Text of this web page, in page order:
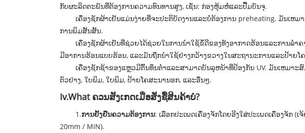
ກັບຜະລິດຕະພັນທີ່ຕ້ອງການຄວາມທົນທານສູງ, ເຊັ່ນ: ກ່ອງຫຸ້ມຫໍ່ແລະປື້ມບັນຈຸ.
ເຄື່ອງຊັກຜ້າເຢັນແມ່ນງ່າຍທີ່ຈະປະຕິບັດງານແລະບໍ່ຕ້ອງການ preheating. ມັນເຫມ
ການພິມສັ້ນສັ້ນ.
ເຄື່ອງຊັກຜ້າເຢັນທີ່ຊ່ວຍໄດ້ຊ່ວຍໃນການນໍາໃຊ້ຂໍ້ດີຂອງທັງອາກາດຮ້ອນແລະການລໍາຄ
ມີອາການຮ້ອນແບບຮ້ອນ, ແລະມັນຖືກນໍາໃຊ້ຢ່າງກວ້າງຂວາງໃນສະຖານະການແລະປ້າ
ເຄື່ອງຊັກຊ້າຂອງແຫຼວມີຕົ້ນທຶນຕ່ໍາແລະສາມາດບັນລຸຫນ້າທີ່ປ້ອງກັນ UV. ມັນເຫມາະສົ
ຕົວຢ່າງ, ໃບພິມ, ໃບພິມ, ປ້າຍໂຄສະນານອກ, ແລະອື່ນໆ.
Iv.What ຄວນສັງເກດເມື່ອສັ່ງຊື້ສິນຄ້າບໍ?
1.ການຢັ້ງຢືນຄວາມຕ້ອງການ: ເລືອກປະເພດເຄື່ອງຈັກໂດຍອີງໃສ່ປະເພດເຄື່ອງຈັກ
20mm / MIN).